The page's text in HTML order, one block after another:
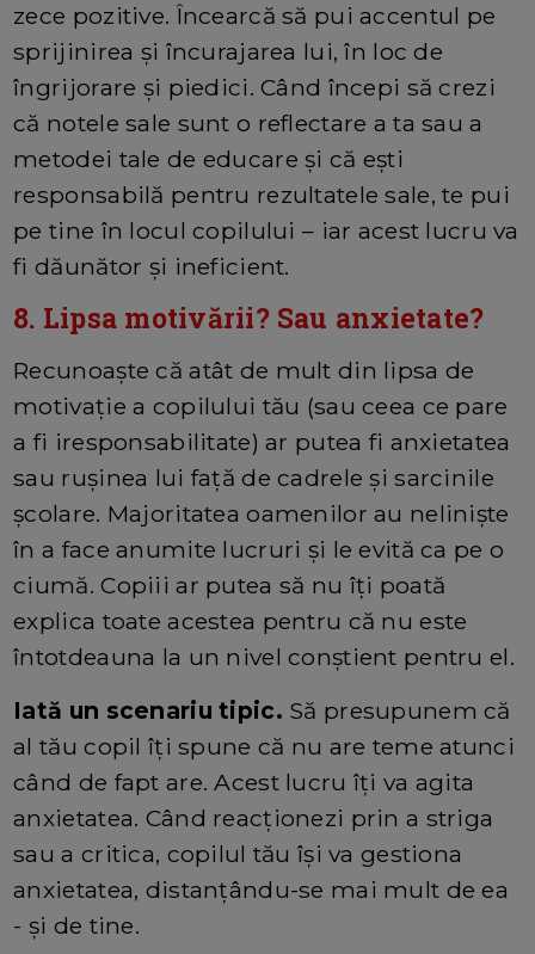
zece pozitive. Încearcă să pui accentul pe
sprijinirea și încurajarea lui, în loc de
îngrijorare și piedici. Când începi să crezi
că notele sale sunt o reflectare a ta sau a
metodei tale de educare și că eşti
responsabilă pentru rezultatele sale, te pui
pe tine în locul copilului – iar acest lucru va
fi dăunător și ineficient.
8. Lipsa motivării? Sau anxietate?
Recunoaște că atât de mult din lipsa de
motivație a copilului tău (sau ceea ce pare
a fi iresponsabilitate) ar putea fi anxietatea
sau rușinea lui față de cadrele şi sarcinile
școlare. Majoritatea oamenilor au neliniște
în a face anumite lucruri şi le evită ca pe o
ciumă. Copiii ar putea să nu îţi poată
explica toate acestea pentru că nu este
întotdeauna la un nivel conștient pentru el.
Iată un scenariu tipic. Să presupunem că
al tău copil îți spune că nu are teme atunci
când de fapt are. Acest lucru îţi va agita
anxietatea. Când reacționezi prin a striga
sau a critica, copilul tău își va gestiona
anxietatea, distanțându-se mai mult de ea
- și de tine.